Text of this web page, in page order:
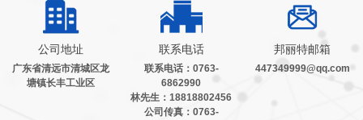
公司地址
广东省清远市清城区龙
塘镇长丰工业区
联系电话
联系电话：0763-
6862990
林先生：18818802456
公司传真：0763-
邦丽特邮箱
447349999@qq.com